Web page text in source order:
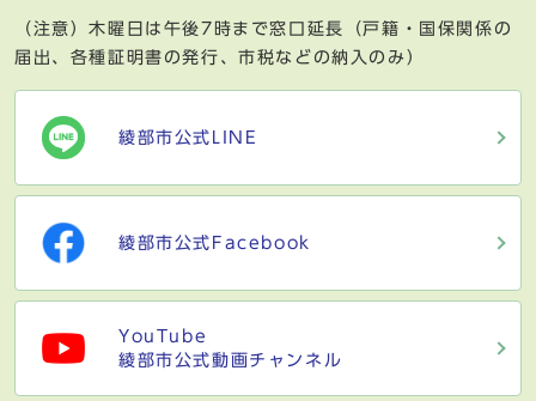
（注意）木曜日は午後7時まで窓口延長（戸籍・国保関係の
届出、各種証明書の発行、市税などの納入のみ）
綾部市公式LINE
綾部市公式Facebook
YouTube
綾部市公式動画チャンネル